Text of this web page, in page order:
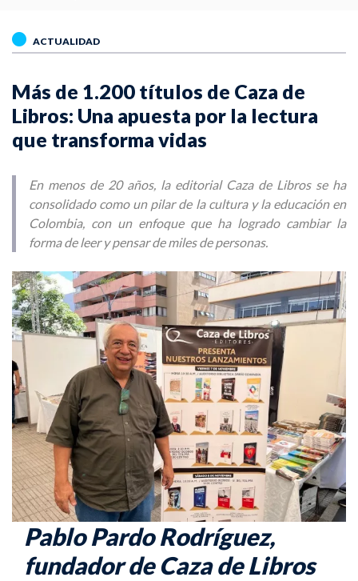
ACTUALIDAD
Más de 1.200 títulos de Caza de
Libros: Una apuesta por la lectura
que transforma vidas
En menos de 20 años, la editorial Caza de Libros se ha
consolidado como un pilar de la cultura y la educación en
Colombia, con un enfoque que ha logrado cambiar la
forma de leer y pensar de miles de personas.
Pablo Pardo Rodríguez,
fundador de Caza de Libros